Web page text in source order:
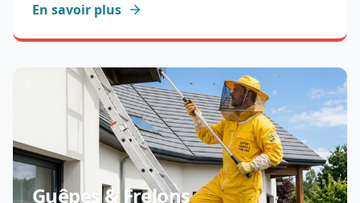
En savoir plus
Guêpes & Frelons